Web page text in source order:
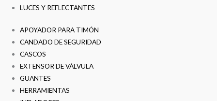
LUCES Y REFLECTANTES
APOYADOR PARA TIMÓN
CANDADO DE SEGURIDAD
CASCOS
EXTENSOR DE VÁLVULA
GUANTES
HERRAMIENTAS